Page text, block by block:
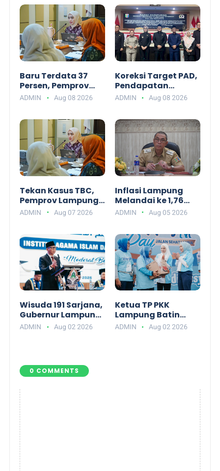
Baru Terdata 37
Persen, Pemprov
Lampung Dorong
Tanggamus
Tuberkulosis
ADMIN Aug 08 2026
Koreksi Target PAD,
Pendapatan
Daerah Lampung
pada APBD-P 2026
ADMIN Aug 08 2026
Tekan Kasus TBC,
Pemprov Lampung
Luncurkan Platform
Digital Peduli TB
ADMIN Aug 07 2026
Inflasi Lampung
Melandai ke 1,76
Persen, Kemendagri
Apresiasi Kinerja
ADMIN Aug 05 2026
Wisuda 191 Sarjana,
Gubernur Lampung
Ajak Alumni IAI
Darul Fattah Siap
ADMIN Aug 02 2026
Ketua TP PKK
Lampung Batin
Wulan Ajak Warga
Mewujudkan Lansia
ADMIN Aug 02 2026
0 COMMENTS